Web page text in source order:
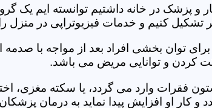
و پزشک در خانه داشتیم توانسته ایم یک
کنیم و خدمات فیزیوتراپی در منزل
توان بخشی افراد بعد از مواجه با
کردن و توانایی مریض می باشد.
فقرات وارد می گردد، یا سکته مغزی،
او افزایش پیدا نماید به درمان پزشکان